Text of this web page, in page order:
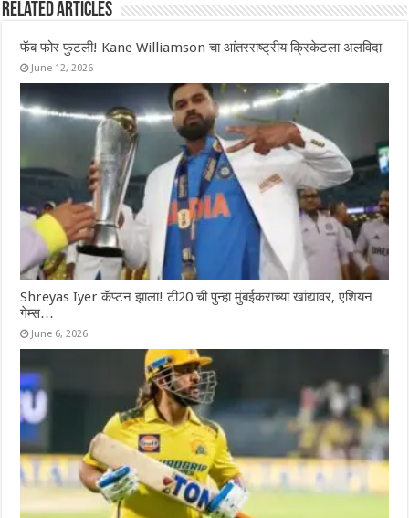
Related Articles
फॅब फोर फुटली! Kane Williamson चा आंतरराष्ट्रीय क्रिकेटला अलविदा
June 12, 2026
Shreyas Iyer कॅप्टन झाला! टी20 ची पुन्हा मुंबईकराच्या खांद्यावर, एशियन
गेम्स…
June 6, 2026